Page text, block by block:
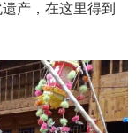
产，在这里得到